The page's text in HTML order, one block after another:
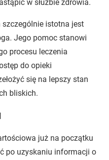
w służbie zdrowia.
istotna jest
Jego pomoc stanowi
procesu leczenia
do opieki
się na lepszy stan
bliskich.
już na początku
po uzyskaniu informacji o